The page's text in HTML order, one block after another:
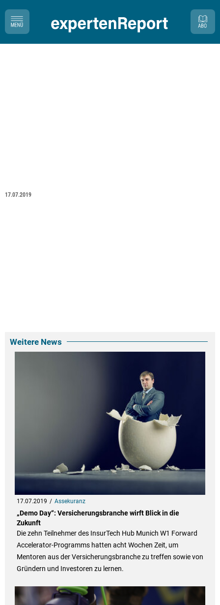
17.07.2019
Weitere News
17.07.2019 Assekuranz
„Demo Day“: Versicherungsbranche wirft Blick in die
Zukunft
Die zehn Teilnehmer des InsurTech Hub Munich W1 Forward
Accelerator-Programms hatten acht Wochen Zeit, um
Mentoren aus der Versicherungsbranche zu treffen sowie von
Gründern und Investoren zu lernen.